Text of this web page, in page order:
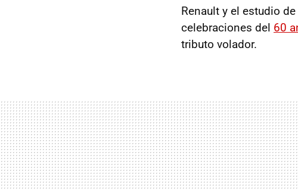
Renault y el estudio
celebraciones del 60
tributo volador.